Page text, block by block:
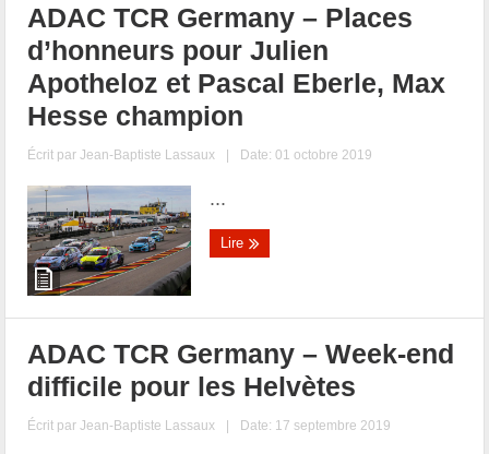
ADAC TCR Germany – Places
d’honneurs pour Julien
Apotheloz et Pascal Eberle, Max
Hesse champion
Écrit parJean-Baptiste Lassaux | Date: 01 octobre 2019
...
Lire
ADAC TCR Germany – Week-end
difficile pour les Helvètes
Écrit parJean-Baptiste Lassaux | Date: 17 septembre 2019